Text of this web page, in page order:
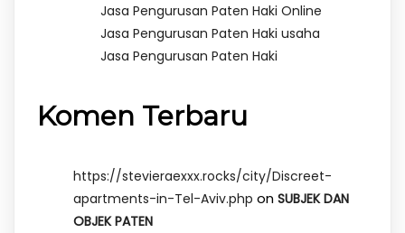
Jasa Pengurusan Paten Haki Online
Jasa Pengurusan Paten Haki usaha
Jasa Pengurusan Paten Haki
Komen Terbaru
https://stevieraexxx.rocks/city/Discreet-
apartments-in-Tel-Aviv.php on SUBJEK DAN
OBJEK PATEN